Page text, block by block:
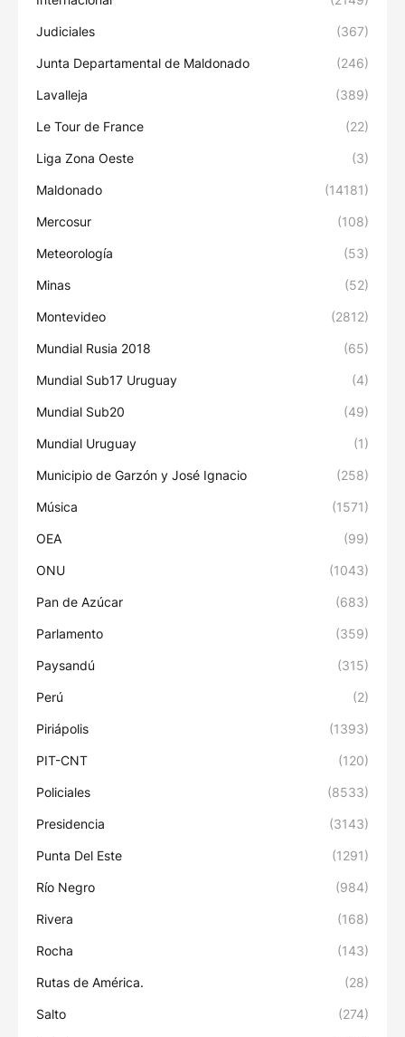
Judiciales (367)
Junta Departamental de Maldonado (246)
Lavalleja (389)
Le Tour de France (22)
Liga Zona Oeste (3)
Maldonado (14181)
Mercosur (108)
Meteorología (53)
Minas (52)
Montevideo (2812)
Mundial Rusia 2018 (65)
Mundial Sub17 Uruguay (4)
Mundial Sub20 (49)
Mundial Uruguay (1)
Municipio de Garzón y José Ignacio (258)
Música (1571)
OEA (99)
ONU (1043)
Pan de Azúcar (683)
Parlamento (359)
Paysandú (315)
Perú (2)
Piriápolis (1393)
PIT-CNT (120)
Policiales (8533)
Presidencia (3143)
Punta Del Este (1291)
Río Negro (984)
Rivera (168)
Rocha (143)
Rutas de América. (28)
Salto (274)